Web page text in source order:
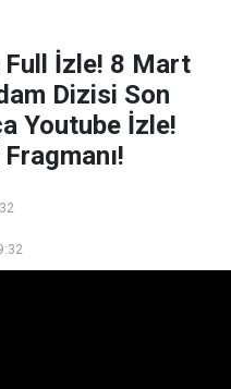
Full İzle! 8 Mart
Dizisi Son
Youtube İzle!